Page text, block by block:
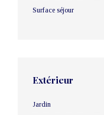
Surface séjour
Extérieur
Jardin